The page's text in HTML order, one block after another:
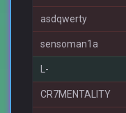
asdqwerty
sensoman1a
L-
CR7MENTALITY